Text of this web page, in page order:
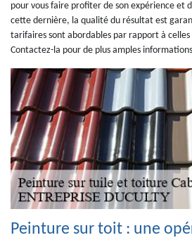
pour vous faire profiter de son expérience et
cette dernière, la qualité du résultat est
tarifaires sont abordables par rapport à celles
Contactez-la pour de plus amples
Peinture sur toit : une